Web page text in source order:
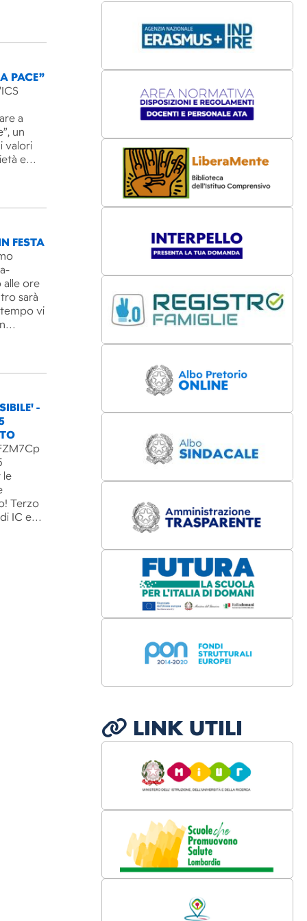
PACE”
a
un
valori
e…
FESTA
alle ore
sarà
tempo vi
-
le
Terzo
IC e…
LINK UTILI